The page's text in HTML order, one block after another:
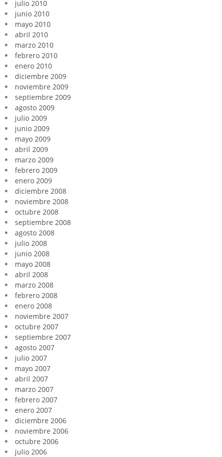
julio 2010
junio 2010
mayo 2010
abril 2010
marzo 2010
febrero 2010
enero 2010
diciembre 2009
noviembre 2009
septiembre 2009
agosto 2009
julio 2009
junio 2009
mayo 2009
abril 2009
marzo 2009
febrero 2009
enero 2009
diciembre 2008
noviembre 2008
octubre 2008
septiembre 2008
agosto 2008
julio 2008
junio 2008
mayo 2008
abril 2008
marzo 2008
febrero 2008
enero 2008
noviembre 2007
octubre 2007
septiembre 2007
agosto 2007
julio 2007
mayo 2007
abril 2007
marzo 2007
febrero 2007
enero 2007
diciembre 2006
noviembre 2006
octubre 2006
julio 2006